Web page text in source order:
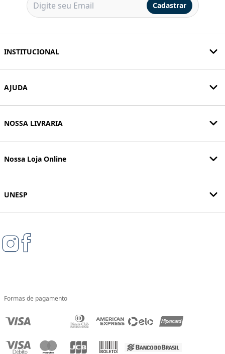
Cadastrar
INSTITUCIONAL
AJUDA
NOSSA LIVRARIA
Nossa Loja Online
UNESP
Formas de pagamento